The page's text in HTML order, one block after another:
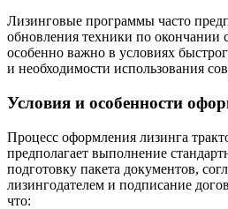
Лизинговые программы часто
обновления техники по окончании
особенно важно в условиях
и необходимости использования
Условия и особенности
Процесс оформления лизинга
предполагает выполнение
подготовку пакета документов,
лизингодателем и подписание
что: